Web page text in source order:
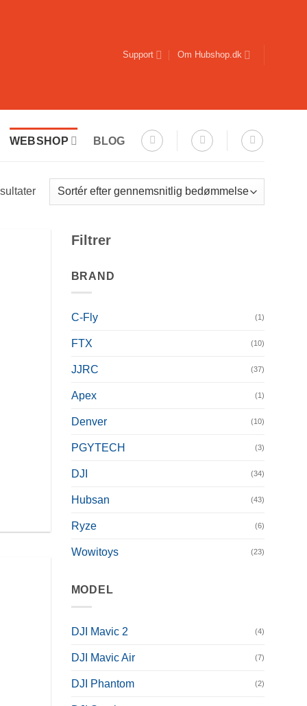
Support Om Hubshop.dk
WEBSHOP BLOG
Sorteret
efter
bedømmelse
Filtrer
BRAND
C-Fly (1)
FTX (10)
JJRC (37)
Apex (1)
Denver (10)
PGYTECH (3)
DJI (34)
Hubsan (43)
Ryze (6)
Wowitoys (23)
MODEL
DJI Mavic 2 (4)
DJI Mavic Air (7)
DJI Phantom (2)